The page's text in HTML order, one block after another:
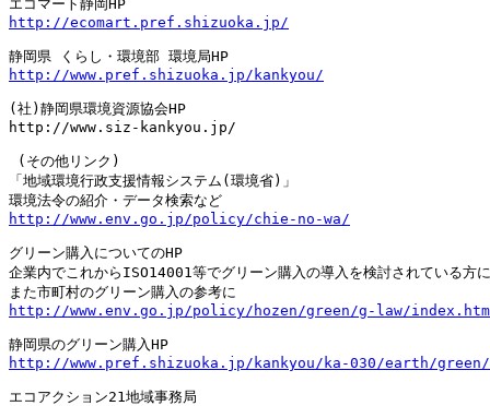
http://ecomart.pref.shizuoka.jp/
http://www.pref.shizuoka.jp/kankyou/
(社)静岡県環境資源協会HP
http://www.siz-kankyou.jp/
(その他リンク)
「地域環境行政支援情報システム(環境省)」
http://www.env.go.jp/policy/chie-no-wa/
グリーン購入についてのHP
企業内でこれからISO14001等でグリーン購入の導入を検討されている方に
http://www.env.go.jp/policy/hozen/green/g-law/
http://www.pref.shizuoka.jp/kankyou/ka-030/earth/green/
エコアクション21地域事務局